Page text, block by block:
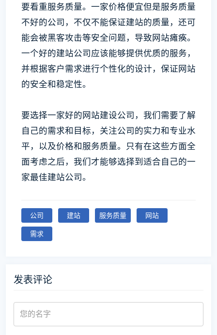
要看重服务质量。一家价格便宜但是服务质量
不好的公司，不仅不能保证建站的质量，还可
能会被黑客攻击等安全问题，导致网站瘫痪。
一个好的建站公司应该能够提供优质的服务，
并根据客户需求进行个性化的设计，保证网站
的安全和稳定性。
要选择一家好的网站建设公司，我们需要了解
自己的需求和目标，关注公司的实力和专业水
平，以及价格和服务质量。只有在这些方面全
面考虑之后，我们才能够选择到适合自己的一
家最佳建站公司。
公司 建站 服务质量
网站
需求
发表评论